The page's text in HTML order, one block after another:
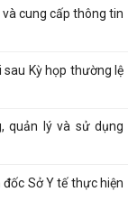
và cung cấp thông tin
Kỳ họp thường lệ
quản lý và sử dụng
đốc Sở Y tế thực hiện